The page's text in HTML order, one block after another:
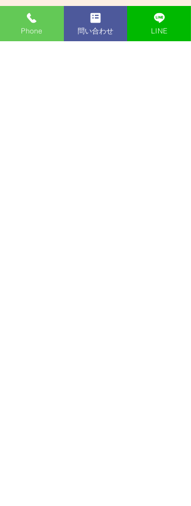
最新記事 すべて表示
Phone 問い合わせ LINE